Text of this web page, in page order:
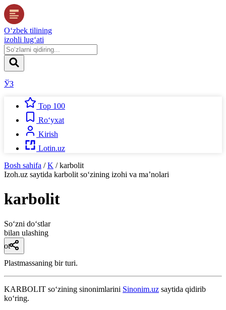
O‘zbek tilining
izohli lug‘ati
ЎЗ
Top 100
Ro‘yxat
Kirish
Lotin.uz
Bosh sahifa / K / karbolit
Izoh.uz saytida karbolit so‘zining izohi va ma’nolari
karbolit
So‘zni do‘stlar
bilan ulashing
ot
Plastmassaning bir turi.
KARBOLIT so‘zining sinonimlarini Sinonim.uz saytida qidirib
ko‘ring.